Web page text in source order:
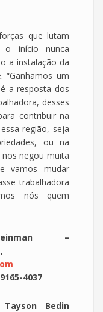
que lutam
o início nunca
a instalação da
“Ganhamos um
é a resposta dos
desses
contribuir na
região, seja
ou na
negou muita
vamos mudar
trabalhadora
nós quem
–
,
4037
Bedin